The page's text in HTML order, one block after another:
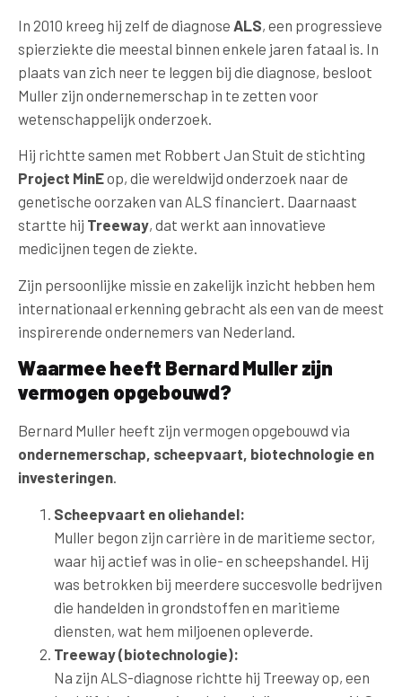
In 2010 kreeg hij zelf de diagnose ALS, een progressieve
spierziekte die meestal binnen enkele jaren fataal is. In
plaats van zich neer te leggen bij die diagnose, besloot
Muller zijn ondernemerschap in te zetten voor
wetenschappelijk onderzoek.
Hij richtte samen met Robbert Jan Stuit de stichting
Project MinEop, die wereldwijd onderzoek naar de
genetische oorzaken van ALS financiert. Daarnaast
startte hij Treeway, dat werkt aan innovatieve
medicijnen tegen de ziekte.
Zijn persoonlijke missie en zakelijk inzicht hebben hem
internationaal erkenning gebracht als een van de meest
inspirerende ondernemers van Nederland.
Waarmee heeft Bernard Muller zijn
vermogen opgebouwd?
Bernard Muller heeft zijn vermogen opgebouwd via
ondernemerschap, scheepvaart, biotechnologie en
investeringen.
Scheepvaart en oliehandel:
Muller begon zijn carrière in de maritieme sector,
waar hij actief was in olie- en scheepshandel. Hij
was betrokken bij meerdere succesvolle bedrijven
die handelden in grondstoffen en maritieme
diensten, wat hem miljoenen opleverde.
Treeway (biotechnologie):
Na zijn ALS-diagnose richtte hij Treeway op, een